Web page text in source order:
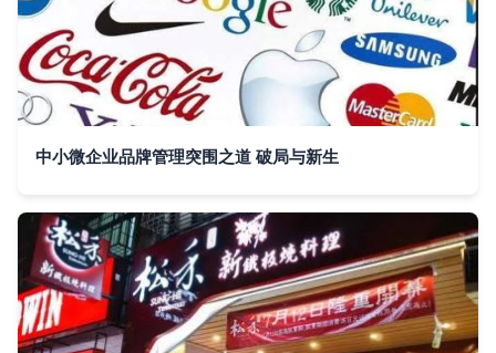
中小微企业品牌管理突围之道 破局与新生